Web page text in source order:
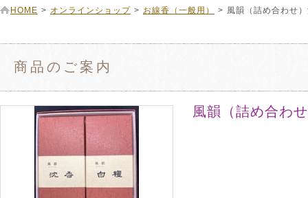
HOME > オンラインショップ > お線香（一般用） > 風韻（詰め合わせ
商品のご案内
風韻（詰め合わ